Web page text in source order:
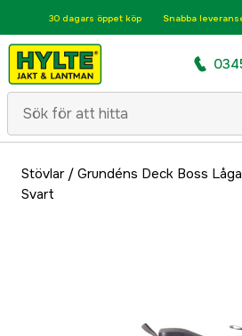
30 dagars öppet köp Snabba
Stövlar/ Grundéns Deck Boss
Svart